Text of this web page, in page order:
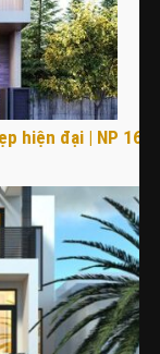
hiện đại | NP 168